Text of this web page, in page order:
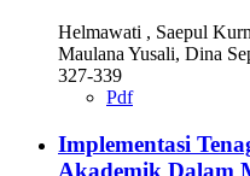
Helmawati , Saepul
Maulana Yusali, Dina
327-339
Pdf
Implementasi
Akademik Dalam